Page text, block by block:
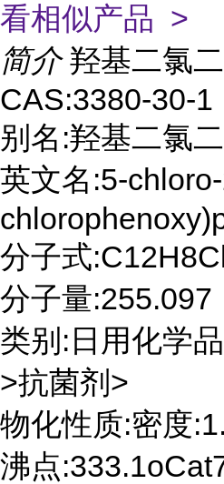
看相似产品 >
简介 羟基二氯
CAS:3380-30-1
别名:羟基二氯
英文名:5-
分子式
分子量:255.097
类别:日用化学
>抗菌剂>
物化性质:密度
沸点